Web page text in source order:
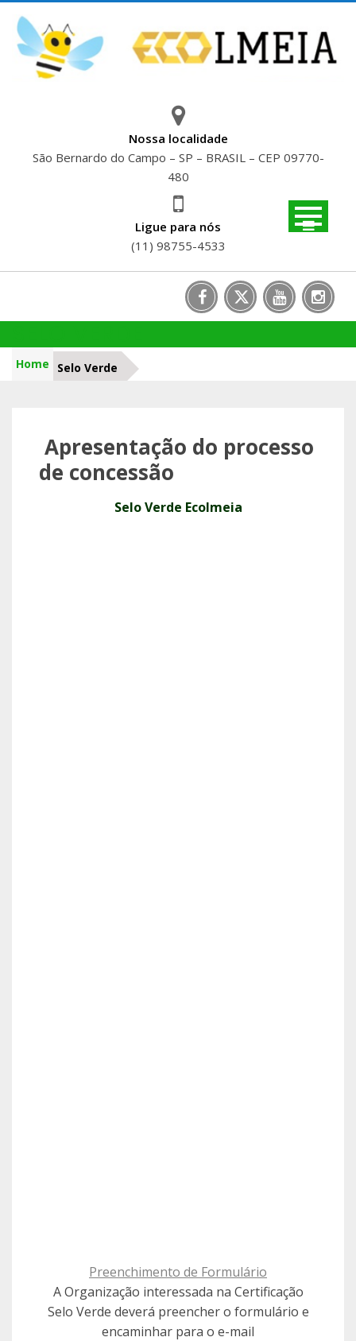
content
Nossa localidade
São Bernardo do Campo – SP – BRASIL – CEP 09770-
480
Ligue para nós
(11) 98755-4533
Home Selo Verde
Apresentação do processo
de concessão
Selo Verde Ecolmeia
Preenchimento de Formulário
A Organização interessada na Certificação
Selo Verde deverá preencher o formulário e
encaminhar para o e-mail